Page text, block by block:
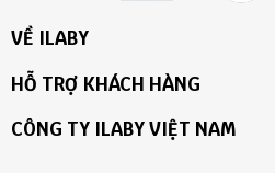
VỀ ILABY
HỖ TRỢ KHÁCH HÀNG
CÔNG TY ILABY VIỆT NAM